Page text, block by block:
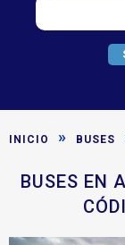
INICIO » BUSES
BUSES EN